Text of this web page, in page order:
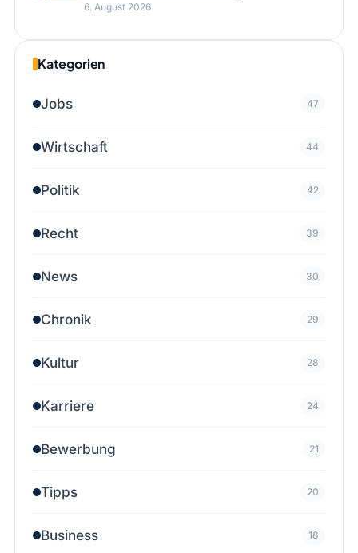
6. August 2026
Kategorien
Jobs 47
Wirtschaft 44
Politik 42
Recht 39
News 30
Chronik 29
Kultur 28
Karriere 24
Bewerbung 21
Tipps 20
Business 18